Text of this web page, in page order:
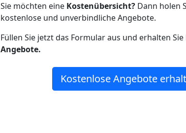
Sie möchten eine Kostenübersicht? Dann holen
kostenlose und unverbindliche Angebote.
Füllen Sie jetzt das Formular aus und erhalten Sie
Angebote.
Kostenlose Angebote